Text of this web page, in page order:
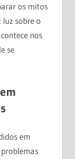
os mitos
luz sobre o
nos
se
em